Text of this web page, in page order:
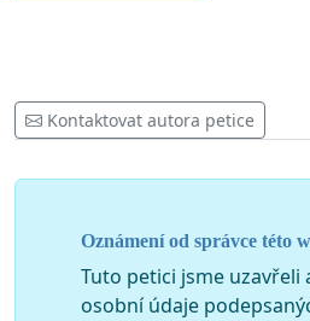
Zastupovat petiční výbor při
orgány je oprávněna Asociace
Datum: 25.11. 2020
Kontaktovat autora petice
Oznámení od správce této
Tuto petici jsme uzavřeli
osobní údaje